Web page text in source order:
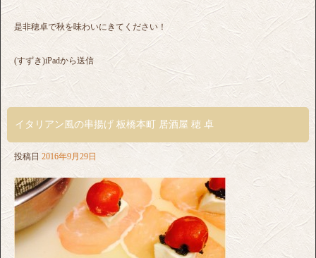
是非穂卓で秋を味わいにきてください！
(すずき)iPadから送信
イタリアン風の串揚げ 板橋本町 居酒屋 穂 卓
投稿日 2016年9月29日